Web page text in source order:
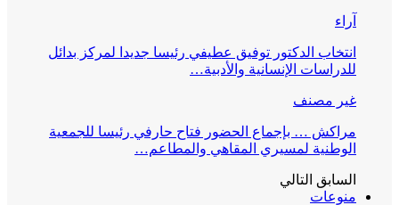
آراء
انتخاب الدكتور توفيق عطيفي رئيسا جديدا لمركز بدائل
للدراسات الإنسانية والأدبية…
غير مصنف
مراكش … بإجماع الحضور فتاح حارفي رئيسا للجمعية
الوطنية لمسيري المقاهي والمطاعم…
السابق التالي
منوعات